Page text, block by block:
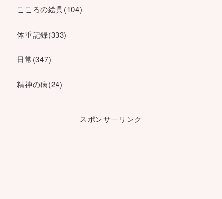
こころの絵具(104)
体重記録(333)
日常(347)
精神の病(24)
スポンサーリンク